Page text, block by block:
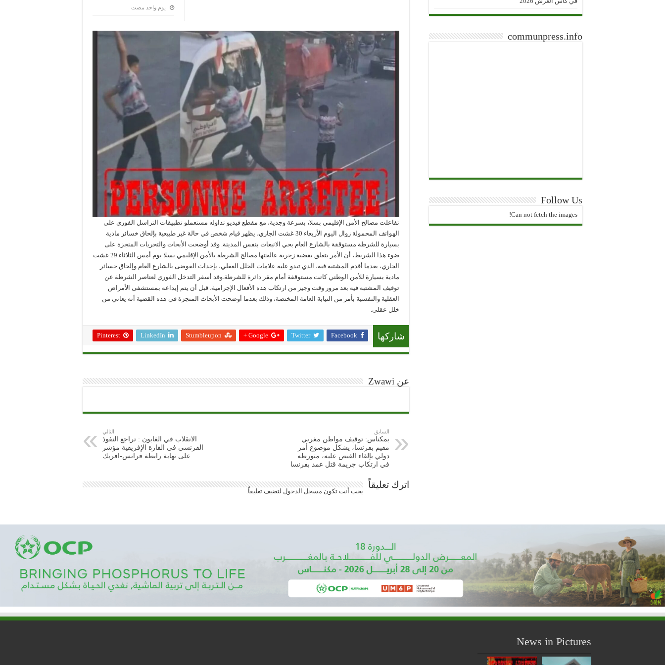
‏يوم واحد مضت
تفاعلت مصالح الأمن الإقليمي بسلا، بسرعة وجدية، مع مقطع فيديو تداوله مستعملو تطبيقات التراسل الفوري على
الهواتف المحمولة زوال اليوم الأربعاء 30 غشت الجاري، يظهر قيام شخص في حالة غير طبيعية بإلحاق خسائر مادية
بسيارة للشرطة مستوقفة بالشارع العام بحي الانبعاث بنفس المدينة. وقد أوضحت الأبحاث والتحريات المنجزة على
ضوء هذا الشريط، أن الأمر يتعلق بقضية زجرية عالجتها مصالح الشرطة بالأمن الإقليمي بسلا يوم أمس الثلاثاء 29 غشت
الجاري، بعدما أقدم المشتبه فيه، الذي تبدو عليه علامات الخلل العقلي، بإحداث الفوضى بالشارع العام وإلحاق خسائر
مادية بسيارة للأمن الوطني كانت مستوقفة أمام مقر دائرة للشرطة.وقد أسفر التدخل الفوري لعناصر الشرطة عن
توقيف المشتبه فيه بعد مرور وقت وجيز من ارتكاب هذه الأفعال الإجرامية، قبل أن يتم إيداعه بمستشفى الأمراض
العقلية والنفسية بأمر من النيابة العامة المختصة، وذلك بعدما أوضحت الأبحاث المنجزة في هذه القضية أنه يعاني من
خلل عقلي.
شاركها Facebook
Twitter
Google +
Stumbleupon
LinkedIn
Pinterest
عن Zwawi
السابق
بمكناس: توقيف مواطن مغربي
مقيم بفرنسا، يشكل موضوع أمر
دولي بإلقاء القبص عليه، متورطه
في ارتكاب جريمة قتل عمد بفرنسا
التالي
الانقلاب في الغابون : تراجع النفوذ
الفرنسي في القارة الإفريقية مؤشر
على نهاية رابطة فرانس-افريك
اترك تعليقاً
يجب أنت تكون مسجل الدخول لتضيف تعليقاً.
communpress.info
Follow Us
Can not fetch the images!
News in Pictures